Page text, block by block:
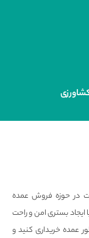
در حوزه فروش عمده
ایجاد بستری امن و راحت
عمده خریداری کنید و